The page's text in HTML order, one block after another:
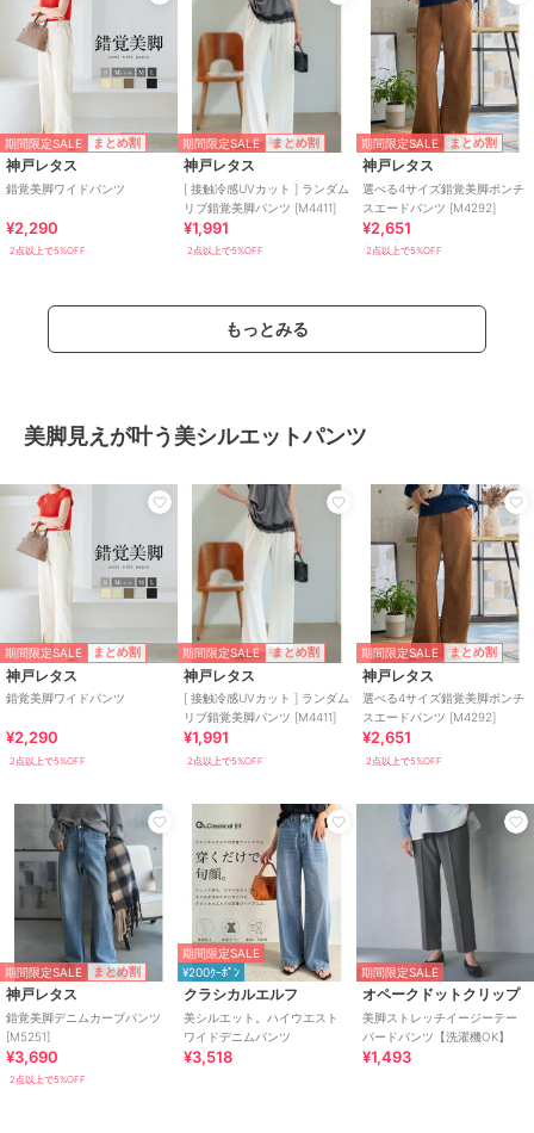
期間限定SALE まとめ割
神戸レタス
錯覚美脚ワイドパンツ
¥2,290
2点以上で5%OFF
期間限定SALE まとめ割
神戸レタス
[ 接触冷感UVカット ] ランダム
リブ錯覚美脚パンツ [M4411]
¥1,991
2点以上で5%OFF
期間限定SALE まとめ割
神戸レタス
選べる4サイズ錯覚美脚ポンチ
スエードパンツ [M4292]
¥2,651
2点以上で5%OFF
もっとみる
美脚見えが叶う美シルエットパンツ
期間限定SALE まとめ割
神戸レタス
錯覚美脚ワイドパンツ
¥2,290
2点以上で5%OFF
期間限定SALE まとめ割
神戸レタス
[ 接触冷感UVカット ] ランダム
リブ錯覚美脚パンツ [M4411]
¥1,991
2点以上で5%OFF
期間限定SALE まとめ割
神戸レタス
選べる4サイズ錯覚美脚ポンチ
スエードパンツ [M4292]
¥2,651
2点以上で5%OFF
期間限定SALE まとめ割
神戸レタス
錯覚美脚デニムカーブパンツ
[M5251]
¥3,690
2点以上で5%OFF
期間限定SALE
¥200ｸｰﾎﾟﾝ
クラシカルエルフ
美シルエット。ハイウエスト
ワイドデニムパンツ
¥3,518
期間限定SALE
オペークドットクリップ
美脚ストレッチイージーテー
パードパンツ【洗濯機OK】
¥1,493